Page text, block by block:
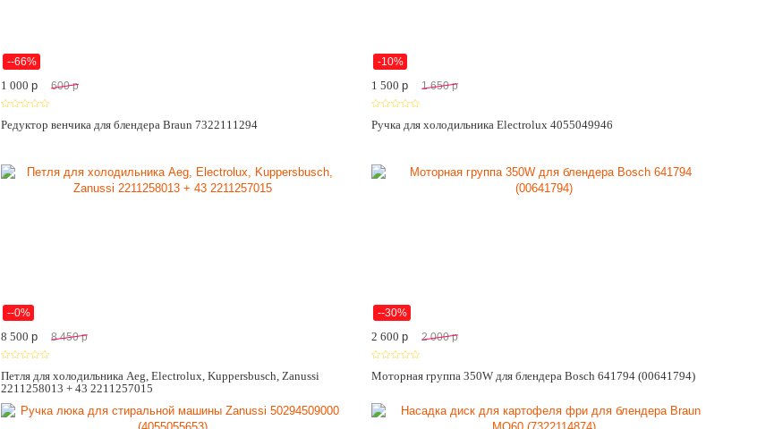
--66%
1 000 p 600 p
Редуктор венчика для блендера Braun 7322111294
-10%
1 500p 1 650 p
Ручка для холодильника Electrolux 4055049946
--0%
8 500 p 8 450 p
Петля для холодильника Aeg, Electrolux, Kuppersbusch, Zanussi
2211258013 + 43 2211257015
--30%
2 600p 2 000 p
Моторная группа 350W для блендера Bosch 641794 (00641794)